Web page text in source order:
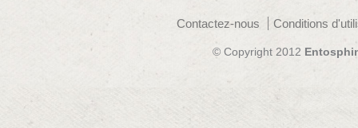
Contactez-nous Conditions
© Copyright 2012